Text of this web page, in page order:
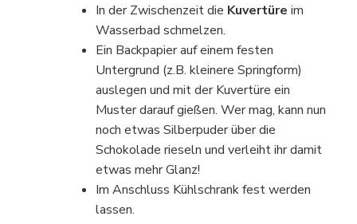
In der Zwischenzeit die Kuvertüre im
Wasserbad schmelzen.
Ein Backpapier auf einem festen
Untergrund (z.B. kleinere Springform)
auslegen und mit der Kuvertüre ein
Muster darauf gießen. Wer mag, kann nun
noch etwas Silberpuder über die
Schokolade rieseln und verleiht ihr damit
etwas mehr Glanz!
Im Anschluss Kühlschrank fest werden
lassen.